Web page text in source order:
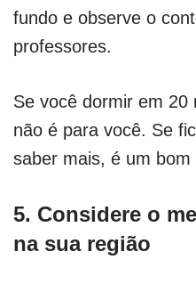
fundo e observe o
professores.
Se você dormir em 20
não é para você. Se
saber mais, é um bom
5. Considere o
na sua região